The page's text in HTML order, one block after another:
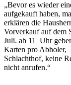
„Bevor es wieder
aufgekauft haben,
erklären die
Vorverkauf auf dem
Juli. ab 11 Uhr
Karten pro Abholer,
Schlachthof, keine
nicht anrufen.“